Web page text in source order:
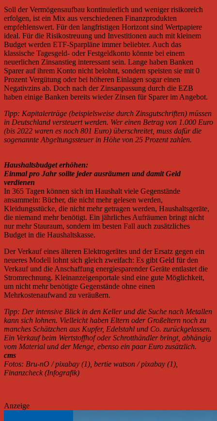
Soll der Vermögensaufbau kontinuierlich und weniger risikoreich
erfolgen, ist ein Mix aus verschiedenen Finanzprodukten
empfehlenswert. Für den langfristigen Horizont sind Wertpapiere
ideal. Für die Risikostreuung und Investitionen auch mit kleinem
Budget werden ETF-Sparpläne immer beliebter. Auch das
klassische Tagesgeld- oder Festgeldkonto könnte bei einem
neuerlichen Zinsanstieg interessant sein. Lange haben Banken
Sparer auf ihrem Konto nicht belohnt, sondern speisten sie mit 0
Prozent Vergütung oder bei höheren Einlagen sogar einen
Negativzins ab. Doch nach der Zinsanpassung durch die EZB
haben einige Banken bereits wieder Zinsen für Sparer im Angebot.
Tipp: Kapitalerträge (beispielsweise durch Zinsgutschriften) müssen
in Deutschland versteuert werden. Wer einen Betrag von 1.000 Euro
(bis 2022 waren es noch 801 Euro) überschreitet, muss dafür die
sogenannte Abgeltungssteuer in Höhe von 25 Prozent zahlen.
Haushaltsbudget erhöhen:
Einmal pro Jahr sollte jeder ausräumen und damit Geld
verdienen
In 365 Tagen können sich im Haushalt viele Gegenstände
ansammeln: Bücher, die nicht mehr gelesen werden,
Kleidungsstücke, die nicht mehr getragen werden, Haushaltsgeräte,
die niemand mehr benötigt. Ein jährliches Aufräumen bringt nicht
nur mehr Stauraum, sondern im besten Fall auch zusätzliches
Budget in die Haushaltskasse.
Der Verkauf eines älteren Elektrogerätes und der Ersatz gegen ein
neueres Modell lohnt sich gleich zweifach: Es gibt Geld für den
Verkauf und die Anschaffung energiesparender Geräte entlastet die
Stromrechnung. Kleinanzeigenportale sind eine gute Möglichkeit,
um nicht mehr benötigte Gegenstände ohne einen
Mehrkostenaufwand zu veräußern.
Tipp: Der intensive Blick in den Keller und die Suche nach Metallen
kann sich lohnen. Vielleicht haben Eltern oder Großeltern noch zu
manches Schätzchen aus Kupfer, Edelstahl und Co. zurückgelassen.
Ein Verkauf beim Wertstoffhof oder Schrotthändler bringt, abhängig
vom Material und der Menge, ebenso ein paar Euro zusätzlich.
cms
Fotos: Bru-nO / pixabay (1), bertie watson / pixabay (1),
Finanzcheck (Infografik)
Anzeige